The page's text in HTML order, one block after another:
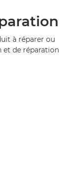
à réparer ou
et de réparation